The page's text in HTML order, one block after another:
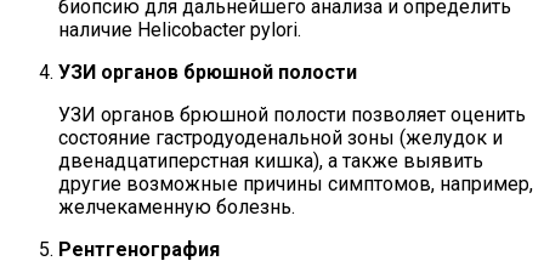
биопсию для дальнейшего анализа и определить
наличие Helicobacter pylori.
УЗИ органов брюшной полости
УЗИ органов брюшной полости позволяет оценить
состояние гастродуоденальной зоны (желудок и
двенадцатиперстная кишка), а также выявить
другие возможные причины симптомов, например,
желчекаменную болезнь.
Рентгенография